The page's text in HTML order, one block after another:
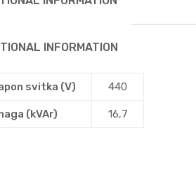
INFORMATION
svitka (V) 440
(kVAr) 16,7